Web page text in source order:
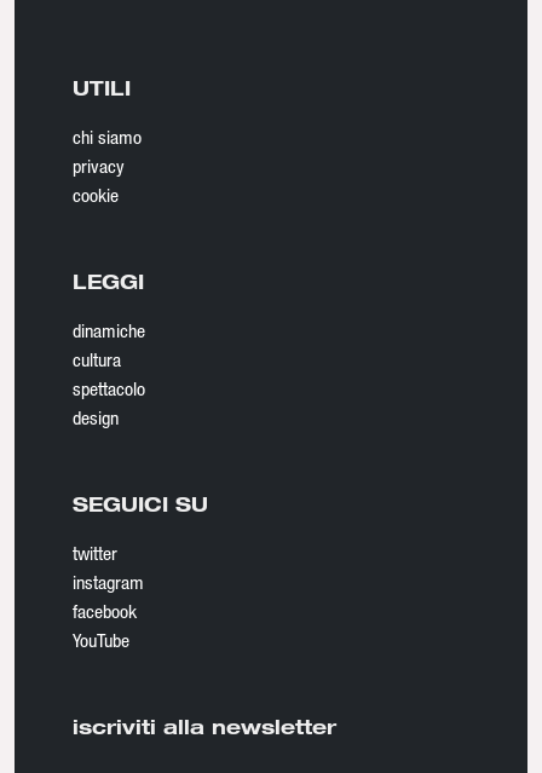
UTILI
chi siamo
privacy
cookie
LEGGI
dinamiche
cultura
spettacolo
design
SEGUICI SU
twitter
instagram
facebook
YouTube
iscriviti alla newsletter